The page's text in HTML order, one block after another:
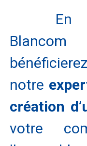
En
Blancom
notre
création
votre